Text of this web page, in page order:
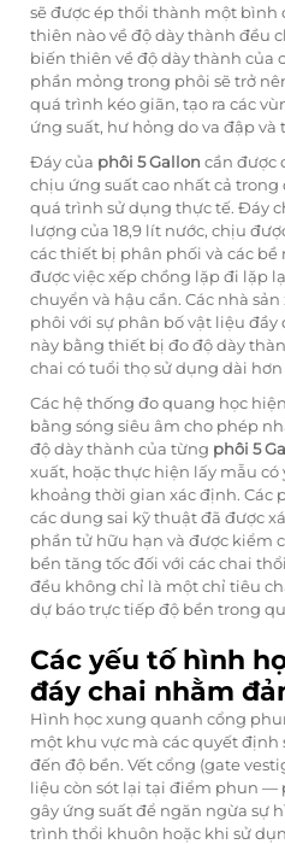
sẽ được ép thổi thành một bình
thiên nào về độ dày thành đều
biến thiên về độ dày thành của
phần mỏng trong phôi sẽ trở
quá trình kéo giãn, tạo ra các
ứng suất, hư hỏng do va đập và
Đáy của phôi 5 Gallon cần được
chịu ứng suất cao nhất cả
quá trình sử dụng thực tế. Đáy
lượng của 18,9 lít nước, chịu
các thiết bị phân phối và các
được việc xếp chồng lặp đi lặp
chuyển và hậu cần. Các nhà
phôi với sự phân bố vật liệu
này bằng thiết bị đo độ dày
chai có tuổi thọ sử dụng dài
Các hệ thống đo quang học
bằng sóng siêu âm cho phép
độ dày thành của từng phôi 5
xuất, hoặc thực hiện lấy mẫu
khoảng thời gian xác định. Các
các dung sai kỹ thuật đã được
phần tử hữu hạn và được kiểm
bền tăng tốc đối với các chai
đều không chỉ là một chỉ tiêu
dự báo trực tiếp độ bền trong
Các yếu tố hình
đáy chai nhằm
Hình học xung quanh cổng
một khu vực mà các quyết định
đến độ bền. Vết cổng (gate
liệu còn sót lại tại điểm phun —
gây ứng suất để ngăn ngừa sự
trình thổi khuôn hoặc khi sử